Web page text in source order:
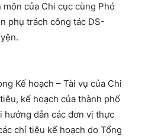
của Chi cục cùng Phó
phụ trách công tác DS-
Kế hoạch – Tài vụ của Chi
kế hoạch của thành phố
hướng dẫn các đơn vị thực
chỉ tiêu kế hoạch do Tổng